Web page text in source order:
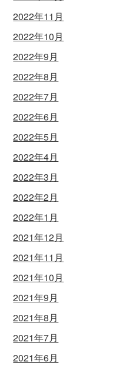
2022年11月
2022年10月
2022年9月
2022年8月
2022年7月
2022年6月
2022年5月
2022年4月
2022年3月
2022年2月
2022年1月
2021年12月
2021年11月
2021年10月
2021年9月
2021年8月
2021年7月
2021年6月